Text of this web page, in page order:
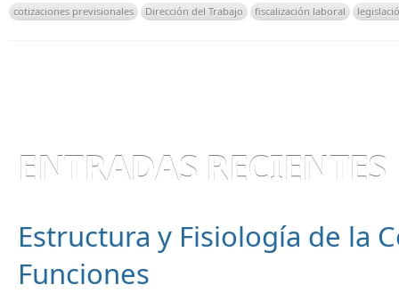
cotizaciones previsionales Dirección del Trabajo fiscalización laboral
ENTRADAS RECIENTES
Estructura y Fisiología de la
Funciones